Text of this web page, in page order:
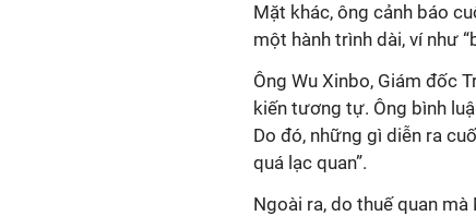
Mặt khác, ông cảnh báo
một hành trình dài, ví như
Ông Wu Xinbo, Giám đốc
kiến tương tự. Ông bình
Do đó, những gì diễn ra
quá lạc quan”.
Ngoài ra, do thuế quan mà